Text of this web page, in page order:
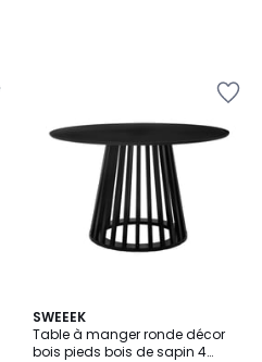
SWEEEK
Table à manger ronde décor
bois pieds bois de sapin 4
1,9
/
5
3
Couleurs